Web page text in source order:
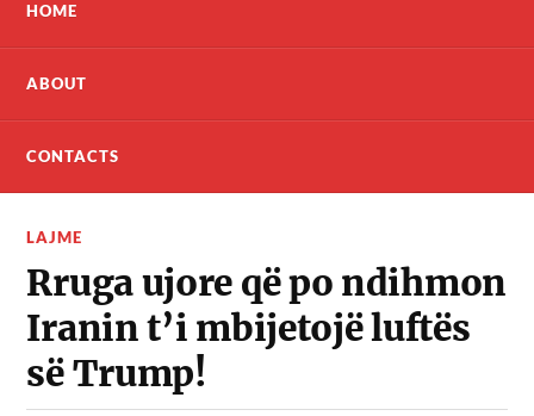
HOME
ABOUT
CONTACTS
LAJME
Rruga ujore që po ndihmon
Iranin t’i mbijetojë luftës
së Trump!